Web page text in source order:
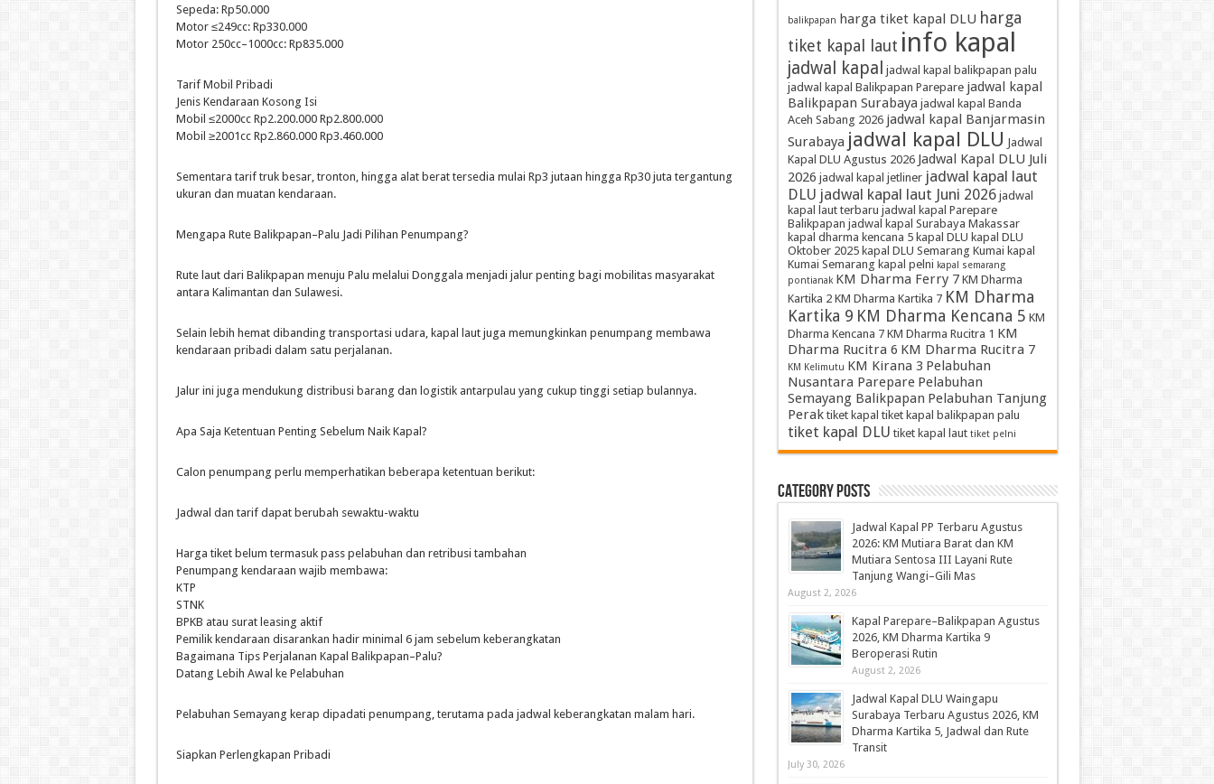
Sepeda: Rp50.000
Motor ≤249cc: Rp330.000
Motor 250cc–1000cc: Rp835.000
Tarif Mobil Pribadi
Jenis Kendaraan Kosong Isi
Mobil ≤2000cc Rp2.200.000 Rp2.800.000
Mobil ≥2001cc Rp2.860.000 Rp3.460.000
Sementara tarif truk besar, tronton, hingga alat berat tersedia mulai Rp3 jutaan hingga Rp30 juta tergantung
ukuran dan muatan kendaraan.
Mengapa Rute Balikpapan–Palu Jadi Pilihan Penumpang?
Rute laut dari Balikpapan menuju Palu melalui Donggala menjadi jalur penting bagi mobilitas masyarakat
antara Kalimantan dan Sulawesi.
Selain lebih hemat dibanding transportasi udara, kapal laut juga memungkinkan penumpang membawa
kendaraan pribadi dalam satu perjalanan.
Jalur ini juga mendukung distribusi barang dan logistik antarpulau yang cukup tinggi setiap bulannya.
Apa Saja Ketentuan Penting Sebelum Naik Kapal?
Calon penumpang perlu memperhatikan beberapa ketentuan berikut:
Jadwal dan tarif dapat berubah sewaktu-waktu
Harga tiket belum termasuk pass pelabuhan dan retribusi tambahan
Penumpang kendaraan wajib membawa:
KTP
STNK
BPKB atau surat leasing aktif
Pemilik kendaraan disarankan hadir minimal 6 jam sebelum keberangkatan
Bagaimana Tips Perjalanan Kapal Balikpapan–Palu?
Datang Lebih Awal ke Pelabuhan
Pelabuhan Semayang kerap dipadati penumpang, terutama pada jadwal keberangkatan malam hari.
Siapkan Perlengkapan Pribadi
balikpapan harga tiket kapal DLU harga
tiket kapal laut info kapal
jadwal kapal jadwal kapal balikpapan palu
jadwal kapal Balikpapan Parepare jadwal kapal
Balikpapan Surabaya jadwal kapal Banda
Aceh Sabang 2026 jadwal kapal Banjarmasin
Surabaya jadwal kapal DLU Jadwal
Kapal DLU Agustus 2026 Jadwal Kapal DLU Juli
2026 jadwal kapal jetliner jadwal kapal laut
DLU jadwal kapal laut Juni 2026 jadwal
kapal laut terbaru jadwal kapal Parepare
Balikpapan jadwal kapal Surabaya Makassar
kapal dharma kencana 5 kapal DLU kapal DLU
Oktober 2025 kapal DLU Semarang Kumai kapal
Kumai Semarang kapal pelni kapal semarang
pontianak KM Dharma Ferry 7 KM Dharma
Kartika 2 KM Dharma Kartika 7 KM Dharma
Kartika 9 KM Dharma Kencana 5 KM
Dharma Kencana 7 KM Dharma Rucitra 1 KM
Dharma Rucitra 6 KM Dharma Rucitra 7
KM Kelimutu KM Kirana 3 Pelabuhan
Nusantara Parepare Pelabuhan
Semayang Balikpapan Pelabuhan Tanjung
Perak tiket kapal tiket kapal balikpapan palu
tiket kapal DLU tiket kapal laut tiket pelni
Category Posts
Jadwal Kapal PP Terbaru Agustus
2026: KM Mutiara Barat dan KM
Mutiara Sentosa III Layani Rute
Tanjung Wangi–Gili Mas
August 2, 2026
Kapal Parepare–Balikpapan Agustus
2026, KM Dharma Kartika 9
Beroperasi Rutin
August 2, 2026
Jadwal Kapal DLU Waingapu
Surabaya Terbaru Agustus 2026, KM
Dharma Kartika 5, Jadwal dan Rute
Transit
July 30, 2026